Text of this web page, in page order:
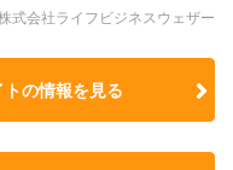
式会社ライフビジネスウェザー
トの情報を見る